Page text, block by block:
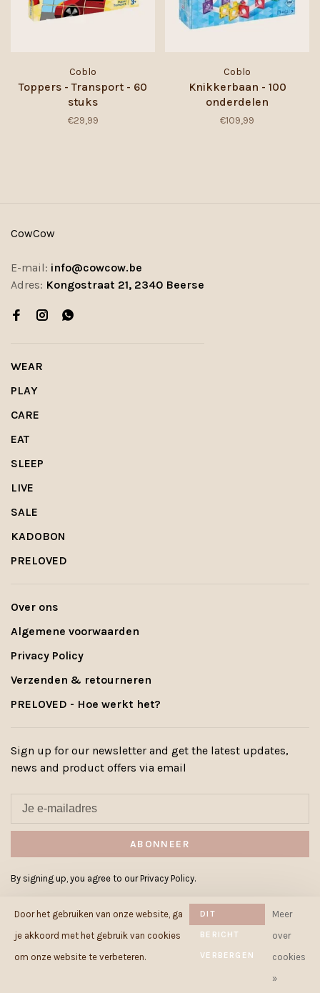
Coblo
Toppers - Transport - 60
stuks
€29,99
Coblo
Knikkerbaan - 100
onderdelen
€109,99
CowCow
E-mail: info@cowcow.be
Adres: Kongostraat 21, 2340 Beerse
WEAR
PLAY
CARE
EAT
SLEEP
LIVE
SALE
KADOBON
PRELOVED
Over ons
Algemene voorwaarden
Privacy Policy
Verzenden & retourneren
PRELOVED - Hoe werkt het?
Sign up for our newsletter and get the latest updates,
news and product offers via email
ABONNEER
By signing up, you agree to our Privacy Policy.
© Copyright 2026 Cowcow.be-
Door het gebruiken van onze website, ga
je akkoord met het gebruik van cookies
om onze website te verbeteren.
DIT
BERICHT
VERBERGEN
Meer
over
cookies
»